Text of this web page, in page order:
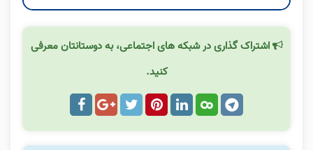
اشتراک گذاری در شبکه های اجتماعی، به دوستانتان معرفی
کنید.